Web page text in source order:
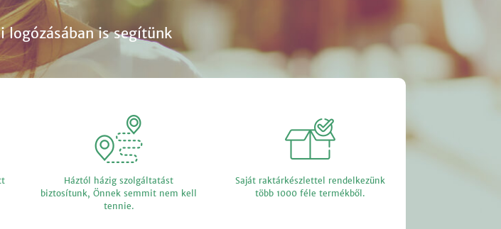
logózásában is segítünk
Háztól házig szolgáltatást
biztosítunk, Önnek semmit nem kell
tennie.
Saját raktárkészlettel rendelkezünk
több 1000 féle termékből.